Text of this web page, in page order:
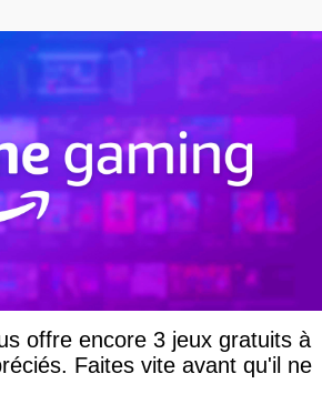
offre encore 3 jeux gratuits à
Faites vite avant qu'il ne